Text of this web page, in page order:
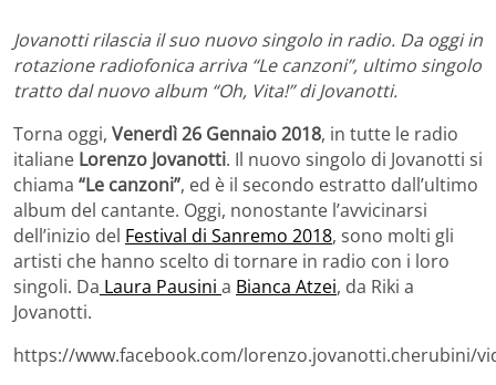
Jovanotti rilascia il suo nuovo singolo in radio. Da oggi in
rotazione radiofonica arriva “Le canzoni”, ultimo singolo
tratto dal nuovo album “Oh, Vita!” di Jovanotti.
Torna oggi, Venerdì 26 Gennaio 2018, in tutte le radio
italiane Lorenzo Jovanotti. Il nuovo singolo di Jovanotti si
chiama “Le canzoni”, ed è il secondo estratto dall’ultimo
album del cantante. Oggi, nonostante l’avvicinarsi
dell’inizio del Festival di Sanremo 2018, sono molti gli
artisti che hanno scelto di tornare in radio con i loro
singoli. Da Laura Pausini a Bianca Atzei, da Riki a
Jovanotti.
https://www.facebook.com/lorenzo.jovanotti.cherubini/